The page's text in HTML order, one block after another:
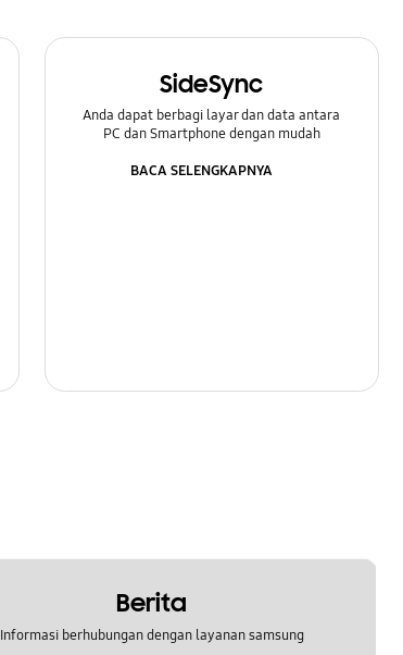
SideSync
Anda dapat berbagi layar dan data antara
PC dan Smartphone dengan mudah
BACA SELENGKAPNYA
Berita
Informasi berhubungan dengan layanan samsung